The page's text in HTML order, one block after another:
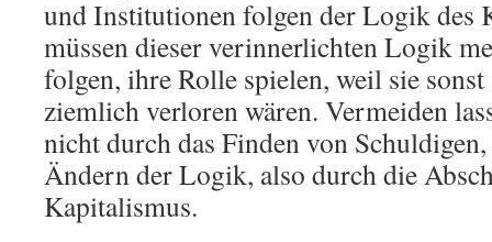
und Institutionen folgen der Logik des
müssen dieser verinnerlichten Logik
folgen, ihre Rolle spielen, weil sie
ziemlich verloren wären. Vermeiden
nicht durch das Finden von
Ändern der Logik, also durch die
Kapitalismus.